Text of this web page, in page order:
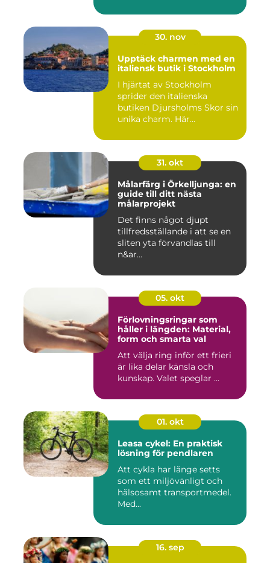
30. nov
Upptäck charmen med en
italiensk butik i Stockholm
I hjärtat av Stockholm
sprider den italienska
butiken Djursholms Skor sin
unika charm. Här...
31. okt
Målarfärg i Örkelljunga: en
guide till ditt nästa
målarprojekt
Det finns något djupt
tillfredsställande i att se en
sliten yta förvandlas till
n&ar...
05. okt
Förlovningsringar som
håller i längden: Material,
form och smarta val
Att välja ring inför ett frieri
är lika delar känsla och
kunskap. Valet speglar ...
01. okt
Leasa cykel: En praktisk
lösning för pendlaren
Att cykla har länge setts
som ett miljövänligt och
hälsosamt transportmedel.
Med...
16. sep